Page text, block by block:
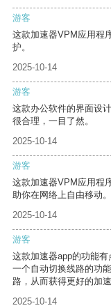
游客
这款加速器VPM应用程
护。
2025-10-14
游客
这款办公软件的界面设
很合理，一目了然。
2025-10-14
游客
这款加速器VPM应用程
助你在网络上自由移动。
2025-10-14
游客
这款加速器app的功能
一个自动切换线路的功
路，从而获得更好的加速
2025-10-14